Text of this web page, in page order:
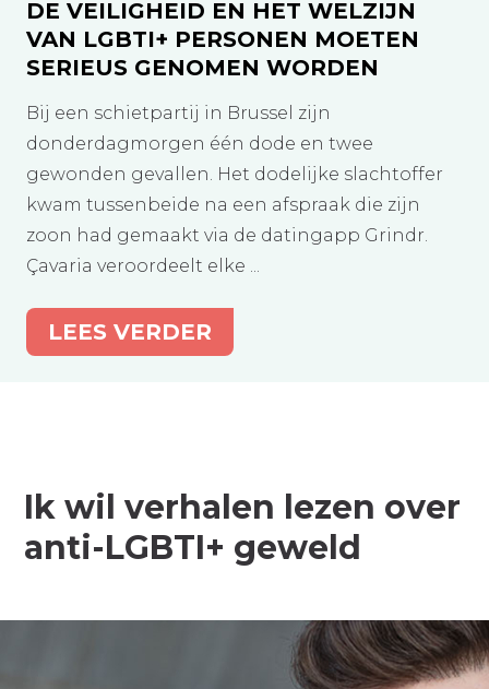
DE VEILIGHEID EN HET WELZIJN
VAN LGBTI+ PERSONEN MOETEN
SERIEUS GENOMEN WORDEN
Bij een schietpartij in Brussel zijn
donderdagmorgen één dode en twee
gewonden gevallen. Het dodelijke slachtoffer
kwam tussenbeide na een afspraak die zijn
zoon had gemaakt via de datingapp Grindr.
Çavaria veroordeelt elke ...
LEES VERDER
Ik wil verhalen lezen over
anti-LGBTI+ geweld